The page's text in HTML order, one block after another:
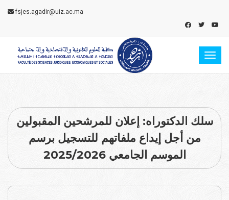
fsjes.agadir@uiz.ac.ma
سلك الدكتوراه: إعلان للمرشحين المقبولين
من أجل إيداع ملفاتهم للتسجيل برسم
الموسم الجامعي 2025/2026